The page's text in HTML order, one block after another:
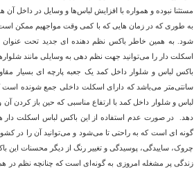
مستثنا نبوده و همواره با افزایش لباس‌ها و وسایل در داخل آن
به ‌طوری‌ که در زمان ‌هایی که با کمی وقت مواجهیم ممکن
شود. به همین خاطر باکس نظم دهنده ای جدید تحت عنوان
اسکلت دار را می‌توانید جهت نظم دهی به وسایلی مانند
سانتی‌متر می‌باشد که دارای اسکلت داخلی جمع شونده است
لباس و شلوار داخل کمد با ارتفاع مناسبی که حین باز کردن
دهد. در صورت عدم استفاده از این باکس لباس اسکلت دار
گونه ای است که به راحتی تا می‌شود و می‌توانید آن را در
چروک، ساییدگی، پوسیدگی و تغییر رنگ از دیگر محسنات این
زندگی پر مشغله امروزی به ‌گونه‌ای است که چنانچه نظم در